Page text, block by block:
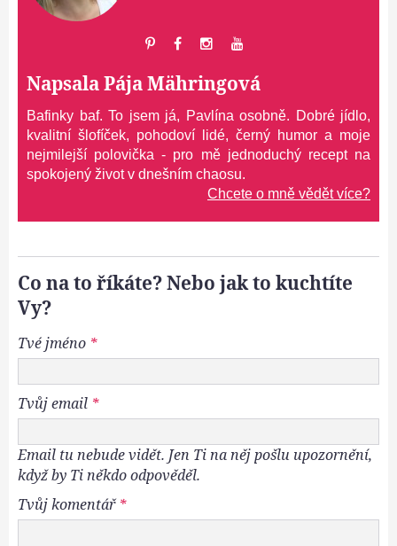
NapsalaPája Mähringová
Bafinky baf. To jsem já, Pavlína osobně. Dobré jídlo,
kvalitní šlofíček, pohodoví lidé, černý humor a moje
nejmilejší polovička - pro mě jednoduchý recept na
spokojený život v dnešním chaosu.
Chcete o mně vědět více?
Co na to říkáte? Nebo jak to kuchtíte
Vy?
Tvé jméno *
Tvůj email *
Email tu nebude vidět. Jen Ti na něj pošlu upozornění,
když by Ti někdo odpověděl.
Tvůj komentář*